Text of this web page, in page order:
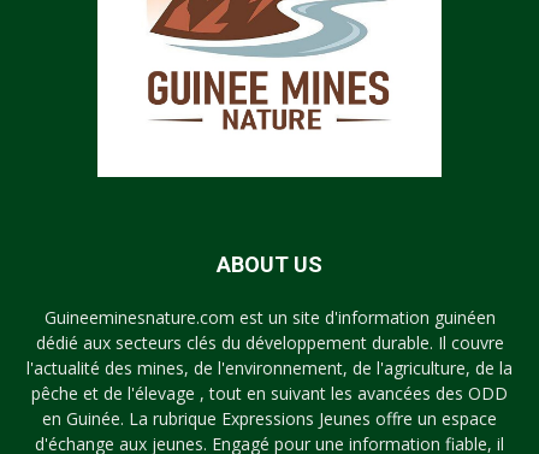
ABOUT US
Guineeminesnature.com est un site d'information guinéen
dédié aux secteurs clés du développement durable. Il couvre
l'actualité des mines, de l'environnement, de l'agriculture, de la
pêche et de l'élevage , tout en suivant les avancées des ODD
en Guinée. La rubrique Expressions Jeunes offre un espace
d'échange aux jeunes. Engagé pour une information fiable, il